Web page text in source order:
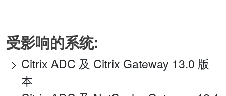
受影响的系统:
Citrix ADC 及 Citrix Gateway 13.0 版
本